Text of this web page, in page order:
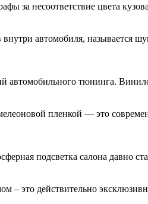
за несоответствие цвета
автомобиля, называется
автомобильного тюнинга.
пленкой — это
подсветка салона давно
– это действительно